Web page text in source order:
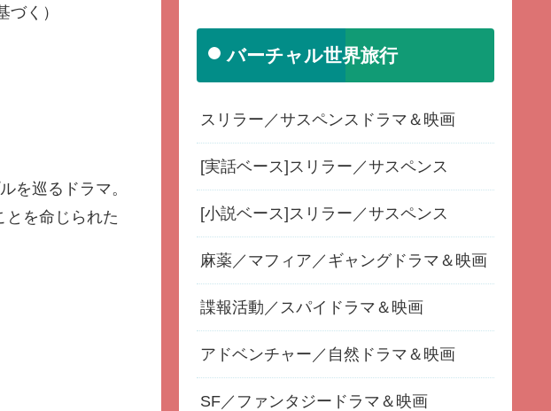
く）
を巡るドラマ。
とを命じられた
バーチャル世界旅行
スリラー／サスペンスドラマ＆映画
[実話ベース]スリラー／サスペンス
[小説ベース]スリラー／サスペンス
麻薬／マフィア／ギャングドラマ＆映画
諜報活動／スパイドラマ＆映画
アドベンチャー／自然ドラマ＆映画
SF／ファンタジードラマ＆映画